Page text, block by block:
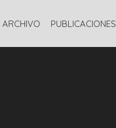
PUBLICACIONES